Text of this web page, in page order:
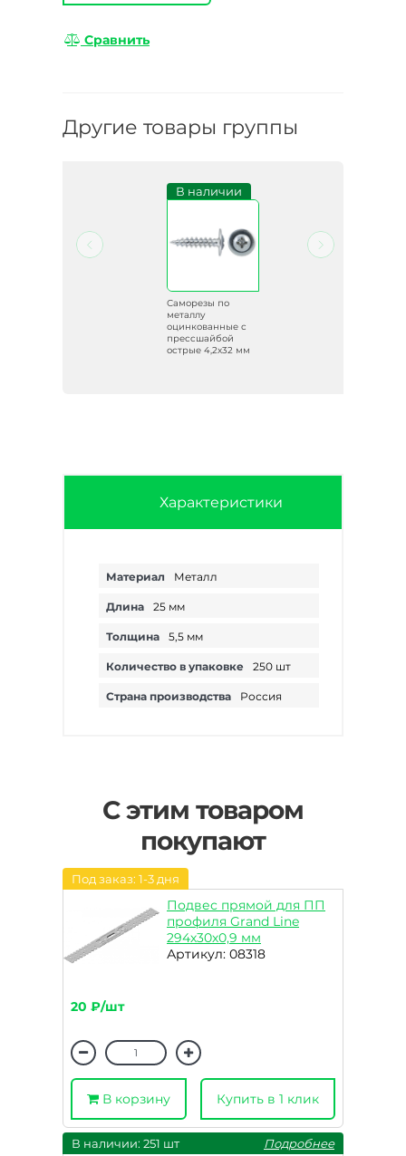
Сравнить
Другие товары группы
В наличии
Саморезы по
металлу
оцинкованные с
прессшайбой
острые 4,2х32 мм
Характеристики
Материал Металл
Длина 25 мм
Толщина 5,5 мм
Количество в упаковке 250 шт
Страна производства Россия
С этим товаром
покупают
Под заказ: 1-3 дня
Подвес прямой для ПП
профиля Grand Line
294х30х0,9 мм
Артикул: 08318
20 ₽/шт
В корзину Купить в 1 клик
В наличии: 251 шт Подробнее